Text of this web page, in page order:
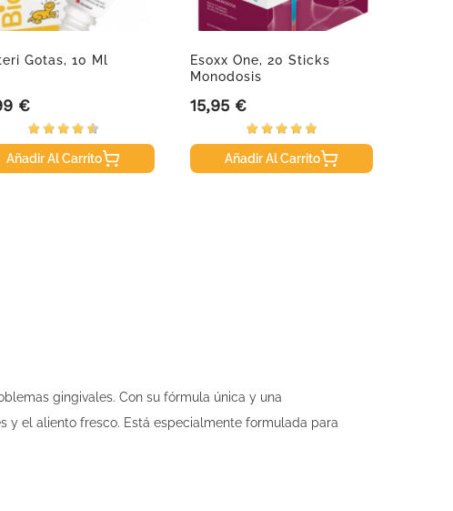
Gotas, 10 Ml
€
Añadir Al Carrito
Esoxx One, 20 Sticks
Monodosis
Precio
15,95 €
Añadir Al Carrito
gingivales. Con su fórmula única y una
y el aliento fresco. Está especialmente formulada para